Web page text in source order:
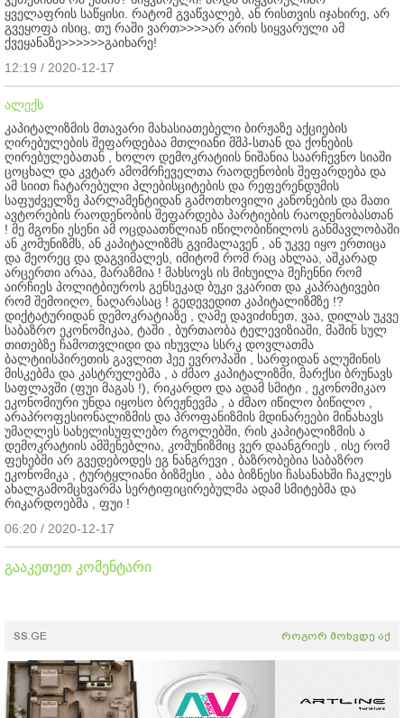
ყველაფრის საწყისი. რატომ გვაწვალებ, ან რისთვის იჯახირე, არ
გვეყოფა ისიც, თუ რაში ვართ>>>>არ არის სიყვარული ამ
ქვეყანაზე>>>>>>გაიხარე!
12:19 / 2020-12-17
ალექს
კაპიტალიზმის მთავარი მახასიათებელი ბირჟაზე აქციების
ღირებულების შეფარდებაა მთლიანი მშპ-სთან და ქონების
ღირებულებათან , ხოლო დემოკრატიის ნიშანია საარჩევნო სიაში
ცოცხალ და კვტარ ამომრჩეველთა რაოდენობის შეფარდება და
ამ სიით ჩატარებული პლებისციტების და რეფერენდუმის
საფუძველზე პარლამენტიდან გამოთხოვილი კანონების და მათი
ავტორების რაოდენობის შეფარდება პარტიების რაოდენობასთან
! მე მგონი ესენი ამ ოცდაათწლიან იწილობიწილოს განმავლობაში
ან კომუნიზმს, ან კაპიტალიზმს გვიმალავენ , ან უკვე იყო ერთიცა
და მეორეც და დაგვიმალეს, იმიტომ რომ რაც ახლაა, აშკარად
არცერთი არაა, მარაზმია ! მახსოვს ის მიხუილა მეჩენნი რომ
აირჩიეს პოლიტბიუროს გენსეკად ბუკი ვკარით და კაპრატივები
რომ შემოიღო, ნაღარასაც ! გედევედით კაპიტალიზმზე !?
დიქტატურიდან დემოკრატიაზე , ღამე დავიძინეთ, ვაა, დილას უკვე
საბაზრო ეკონომიკაა, ტაში , ბურთაობა ტელევიზიაში, მაშინ სულ
თითებზე ჩამოთვლიდი და იხუვლა სსრკ დოვლათმა
ბალტიისპირეთის გავლით ჰეე ევროპაში , სარფიდან ალუმინის
მისკებმა და კასტრულებმა , ა ძმაო კაპიტალიზმი, მარქსი ბრუნავს
საფლავში (ფუი მაგას !), რიკარდო და ადამ სმიტი , ეკონომიკაო
ეკონომიური უნდა იყოსო ბრეჟნევმა , ა ძმაო იწილო ბიწილო ,
არაპროფესიონალიზმის და პროფანიზმის მდინარეები მინახავს
უმაღლეს სახელისუფლებო რგოლებში, რის კაპიტალიზმის ა
დემოკრატიის ამშენებლია, კომუნიზმიც ვერ დაანგრიეს , ისე რომ
ფეხებში არ გვედებოდეს ეგ ნანგრევი , ბაზრობებია საბაზრო
ეკონომიკა , ტურტყლიანი ბიზმესი , აბა ბიზნესი ჩასანახში ჩაკლეს
ახალგამომცხვარმა სერტიფიცირებულმა ადამ სმიტებმა და
რიკარდოებმა , ფუი !
06:20 / 2020-12-17
გააკეთეთ კომენტარი
SS.GE როგორ მოხვდე აქ